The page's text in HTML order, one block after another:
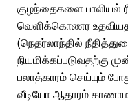
குழந்தைகளை பாலியல்
வெளிக்கொணர
(நெதர்லாந்தில்
நியமிக்கப்படுவதற்கு
பலாத்காரம் செய்யும்
வீடியோ ஆதாரம்